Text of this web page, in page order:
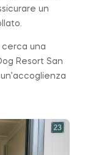
un
cerca una
Resort San